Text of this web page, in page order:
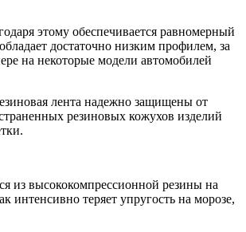
этому обеспечивается равномерный
достаточно низким профилем, за
на некоторые модели автомобилей
лента надежно защищены от
резиновых кожухов изделий
из высококомпрессионной резины на
интенсивно теряет упругость на морозе,